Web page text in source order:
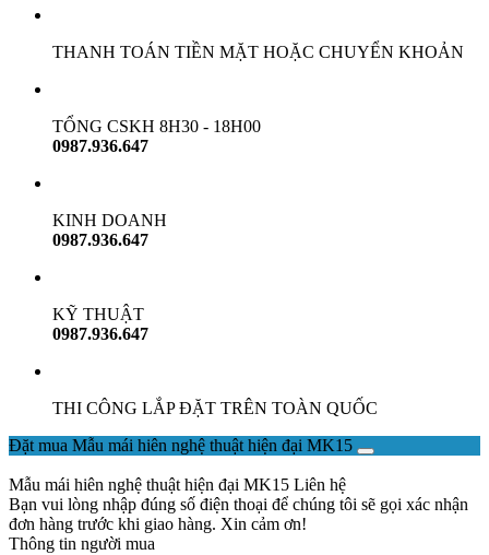
THANH TOÁN TIỀN MẶT HOẶC CHUYỂN KHOẢN
TỔNG CSKH 8H30 - 18H00
0987.936.647
KINH DOANH
0987.936.647
KỸ THUẬT
0987.936.647
THI CÔNG LẮP ĐẶT TRÊN TOÀN QUỐC
Đặt mua Mẫu mái hiên nghệ thuật hiện đại MK15
Mẫu mái hiên nghệ thuật hiện đại MK15 Liên hệ
Bạn vui lòng nhập đúng số điện thoại để chúng tôi sẽ gọi xác nhận
đơn hàng trước khi giao hàng. Xin cảm ơn!
Thông tin người mua